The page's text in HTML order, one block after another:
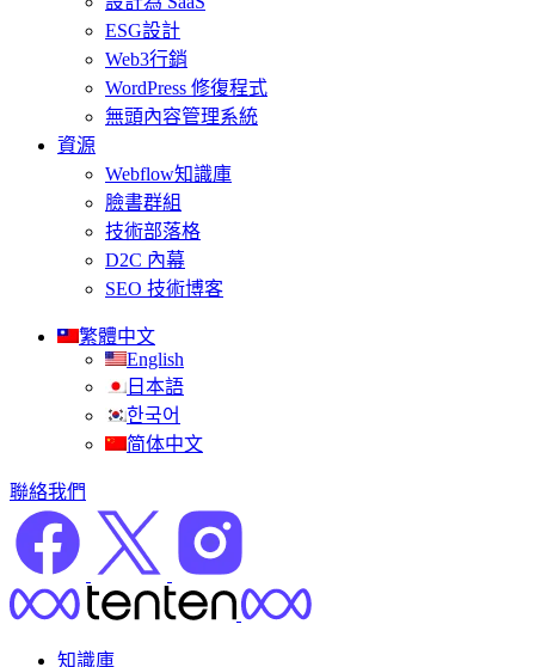
ESG設計
Web3行銷
WordPress 修復程式
無頭內容管理系統
資源
Webflow知識庫
臉書群組
技術部落格
D2C 內幕
SEO 技術博客
繁體中文
English
日本語
한국어
简体中文
聯絡我們
知識庫